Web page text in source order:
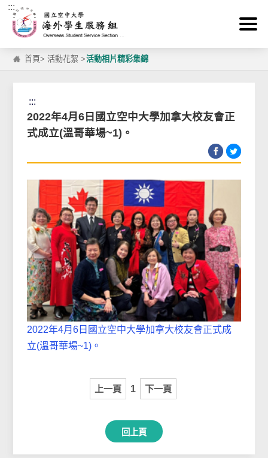
跳到主要內容區塊
:::
首頁>活動花絮 >活動相片精彩集錦
:::
2022年4月6日國立空中大學加拿大校友會正
式成立(溫哥華場~1)。
2022年4月6日國立空中大學加拿大校友會正式成
立(溫哥華場~1)。
上一頁 1 下一頁
回上頁